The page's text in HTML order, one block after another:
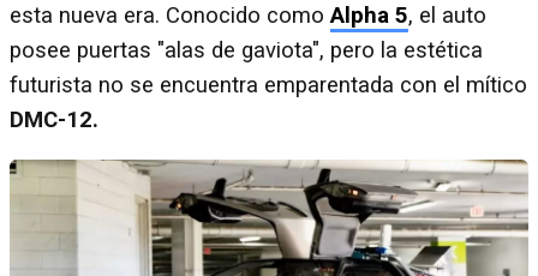
esta nueva era. Conocido como Alpha 5, el auto
posee puertas "alas de gaviota", pero la estética
futurista no se encuentra emparentada con el mítico
DMC-12.